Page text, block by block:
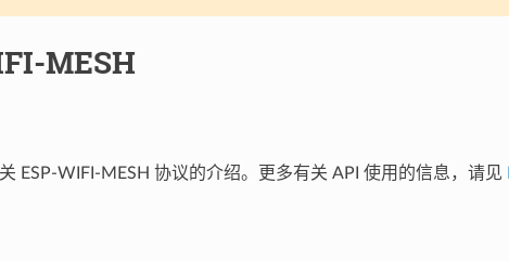
MESH
ESP-WIFI-MESH 协议的介绍。更多有关 API 使用的信息，请见